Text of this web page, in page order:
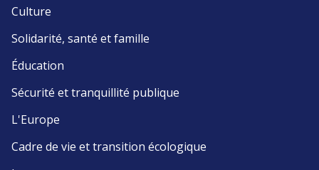
Culture
Solidarité, santé et famille
Éducation
Sécurité et tranquillité publique
L'Europe
Cadre de vie et transition écologique